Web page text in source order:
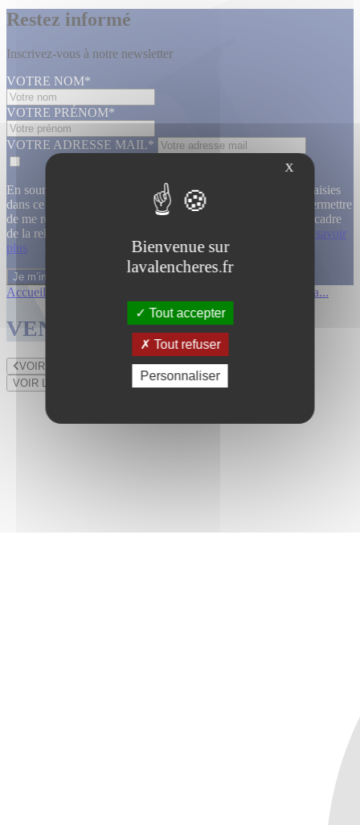
Restez informé
Inscrivez-vous à notre newsletter
VOTRE NOM*
VOTRE PRÉNOM*
VOTRE ADRESSE MAIL*
En soumettant ce formulaire, j’accepte que les informations saisies
dans ce formulaire soient utilisées, exploitées, traitées pour permettre
de me recontacter, pour m’envoyer des informations, dans le cadre
de la relation commerciale qui découle de cette demande.
En savoir
plus
Accueil Affiches cinema...
VENTES TERMINÉES
VOIR LE LOT PRÉCÉDENT
VOIR LE LOT SUIVANT
X
Bienvenue sur
lavalencheres.fr
Tout accepter
Tout refuser
Personnaliser